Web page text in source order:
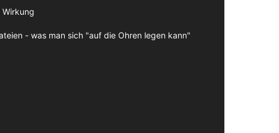
- was man sich "auf die Ohren legen kann"